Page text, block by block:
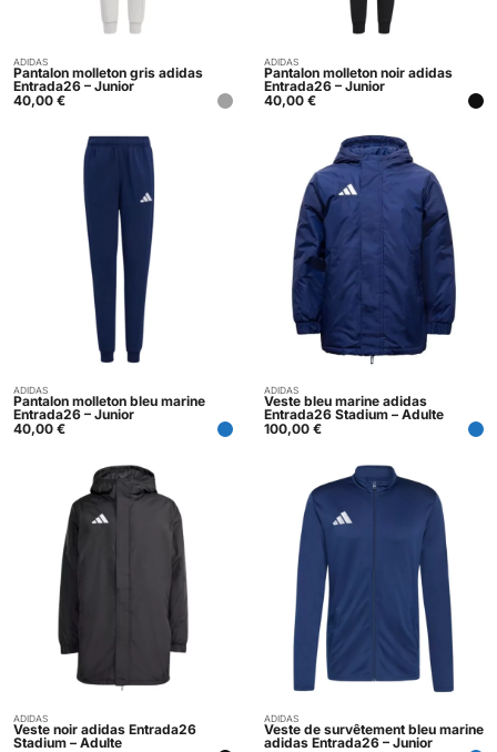
Acheter
ADIDAS
Pantalon molleton gris adidas
Entrada26 – Junior
40,00 €
Acheter
ADIDAS
Pantalon molleton noir adidas
Entrada26 – Junior
40,00 €
Acheter
ADIDAS
Pantalon molleton bleu marine
Entrada26 – Junior
40,00 €
Acheter
ADIDAS
Veste bleu marine adidas
Entrada26 Stadium – Adulte
100,00 €
Indisponible
ADIDAS
Veste noir adidas Entrada26
Stadium – Adulte
Acheter
ADIDAS
Veste de survêtement bleu marine
adidas Entrada26 – Junior